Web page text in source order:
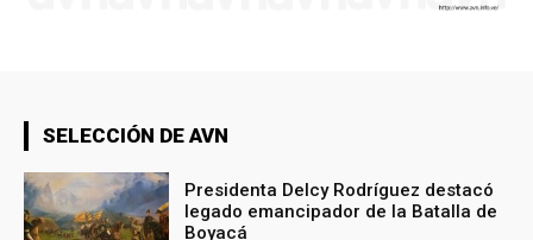
SELECCIÓN DE AVN
Presidenta Delcy Rodríguez destacó
legado emancipador de la Batalla de
Boyacá